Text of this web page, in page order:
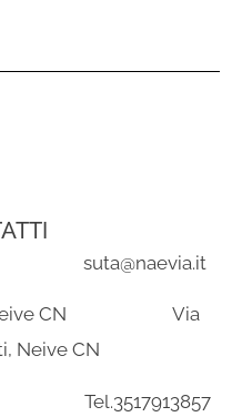
Neive CN Via
Neive CN